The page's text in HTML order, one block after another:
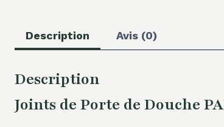
Description Avis (0)
Description
Joints de Porte de Douche